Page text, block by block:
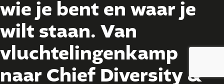
wie je bent en waar je
wilt staan. Van
vluchtelingenkamp
naar Chief Diversity &